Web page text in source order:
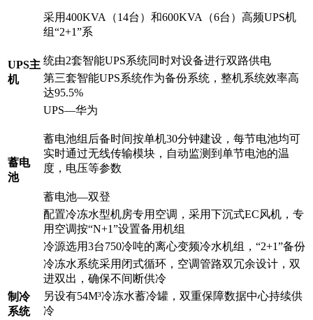
UPS主
机
采用400KVA（14台）和600KVA（6台）高频UPS机
组“2+1”系
统由2套智能UPS系统同时对设备进行双路供电
第三套智能UPS系统作为备份系统，整机系统效率高
达95.5%
UPS—华为
蓄电
池
蓄电池组后备时间按单机30分钟建设，每节电池均可
实时通过无线传输模块，自动监测到单节电池的温
度，电压等参数
蓄电池—双登
制冷
系统
配置冷冻水型机房专用空调，采用下沉式EC风机，专
用空调按“N+1”设置备用机组
冷源选用3台750冷吨的离心变频冷水机组，“2+1”备份
冷冻水系统采用闭式循环，空调管路双冗余设计，双
进双出，确保不间断供冷
另设有54M³冷冻水蓄冷罐，双重保障数据中心持续供
冷